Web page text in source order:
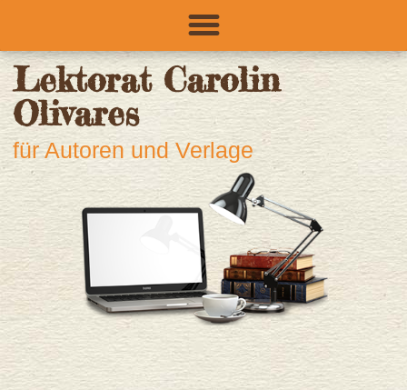
Lektorat Carolin
Olivares
für Autoren und Verlage